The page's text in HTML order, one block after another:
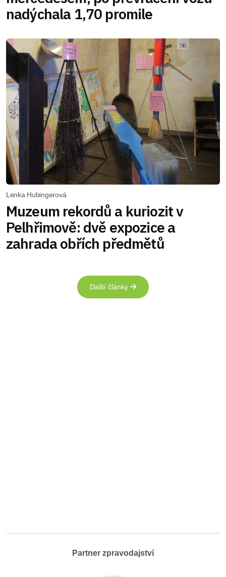
nadýchala 1,70 promile
Lenka Hubingerová
Muzeum rekordů a kuriozit v
Pelhřimově: dvě expozice a
zahrada obřích předmětů
Další články
Partner zpravodajství